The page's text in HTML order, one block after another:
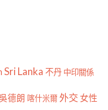
Sri Lanka 不丹 中印關係
德朗 喀什米爾外交 女性